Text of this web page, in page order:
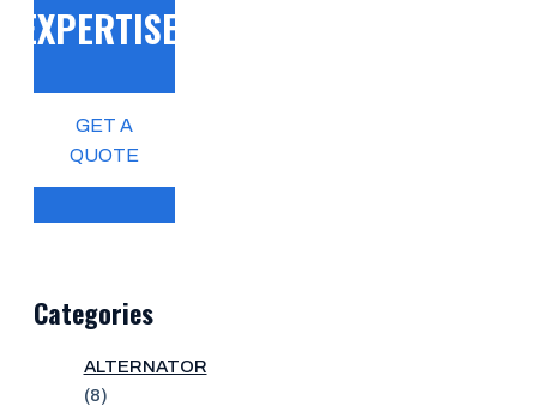
EXPERTISE!
GET A
QUOTE
Categories
ALTERNATOR
(8)